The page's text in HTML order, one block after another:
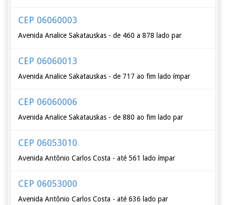
CEP 06060003
Avenida Analice Sakatauskas - de 460 a 878 lado par
CEP 06060013
Avenida Analice Sakatauskas - de 717 ao fim lado ímpar
CEP 06060006
Avenida Analice Sakatauskas - de 880 ao fim lado par
CEP 06053010
Avenida Antônio Carlos Costa - até 561 lado ímpar
CEP 06053000
Avenida Antônio Carlos Costa - até 636 lado par